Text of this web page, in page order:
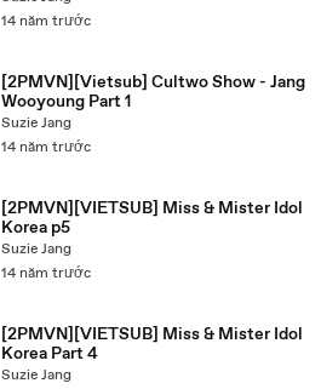
14 năm trước
[2PMVN][Vietsub] Cultwo Show - Jang
Wooyoung Part 1
Suzie Jang
14 năm trước
[2PMVN][VIETSUB] Miss & Mister Idol
Korea p5
Suzie Jang
14 năm trước
[2PMVN][VIETSUB] Miss & Mister Idol
Korea Part 4
Suzie Jang